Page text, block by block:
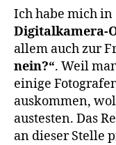
Ich habe mich in
Digitalkamera-
allem auch zur
nein?“. Weil
einige
auskommen,
austesten. Das
an dieser Stelle